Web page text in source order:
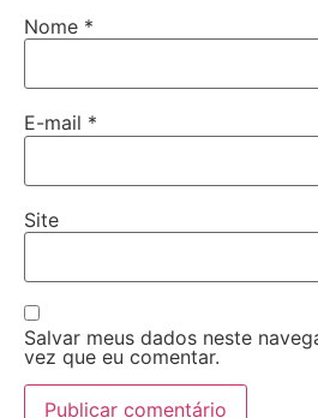
Nome *
E-mail *
Site
Salvar meus dados neste
vez que eu comentar.